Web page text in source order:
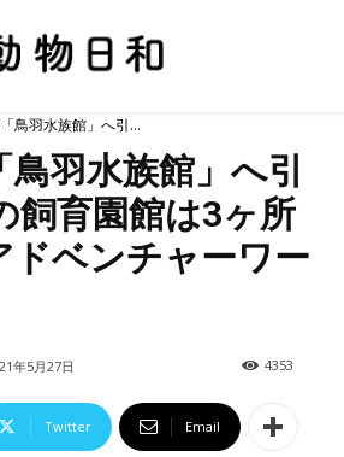
鳥羽水族館」へ引...
羽水族館」へ引
飼育園館は3ヶ所
ドベンチャーワー
年5月27日 4353
Twitter Email